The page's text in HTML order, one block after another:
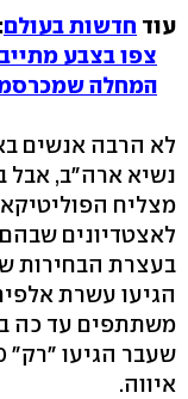
עוד חדשות בעולם:
צפו בצבע
המחלה
לא הרבה אנשים
נשיא ארה"ב, אבל
לאצטדיונים
בעצרת הבחירות
הגיעו עשרת
איווה.